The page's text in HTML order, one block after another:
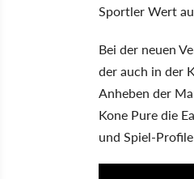
Sportler Wert
Bei der neuen
der auch in der
Anheben der
Kone Pure die
und Spiel-